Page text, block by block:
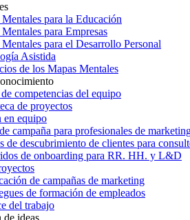
para la Educación
para Empresas
para el Desarrollo Personal
Asistida
de los Mapas Mentales
competencias del equipo
de proyectos
en equipo
campaña para profesionales de
de descubrimiento de clientes para
de onboarding para RR. HH. y L&D
de campañas de marketing
de formación de empleados
del trabajo